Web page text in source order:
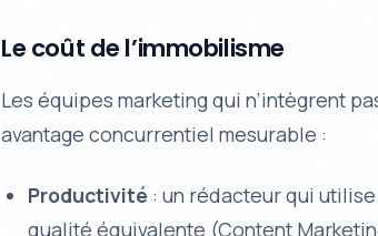
Le coût de l’immobilisme
Les équipes marketing qui n’intègrent
avantage concurrentiel mesurable :
Productivité : un rédacteur qui
qualité équivalente (Content